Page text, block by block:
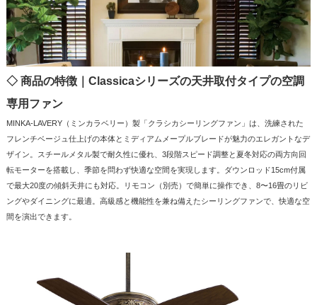
◇ 商品の特徴｜Classicaシリーズの天井取付タイプの空調
専用ファン
MINKA-LAVERY（ミンカラベリー）製「クラシカシーリングファン」は、洗練された
フレンチベージュ仕上げの本体とミディアムメープルブレードが魅力のエレガントなデ
ザイン。スチールメタル製で耐久性に優れ、3段階スピード調整と夏冬対応の両方向回
転モーターを搭載し、季節を問わず快適な空間を実現します。ダウンロッド15cm付属
で最大20度の傾斜天井にも対応。リモコン（別売）で簡単に操作でき、8〜16畳のリビ
ングやダイニングに最適。高級感と機能性を兼ね備えたシーリングファンで、快適な空
間を演出できます。